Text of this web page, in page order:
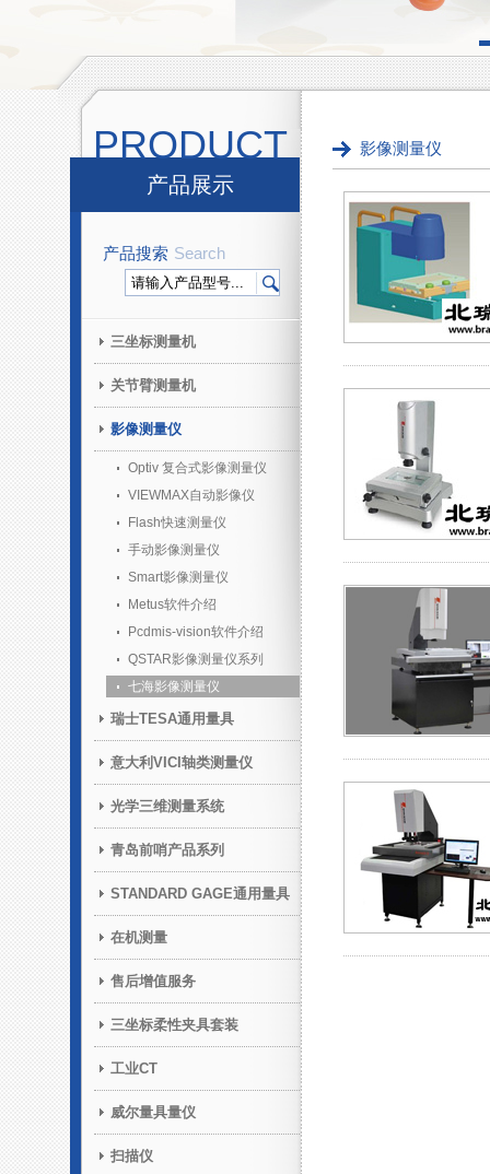
PRODUCT
产品展示
产品搜索 Search
三坐标测量机
关节臂测量机
影像测量仪
Optiv 复合式影像测量仪
VIEWMAX自动影像仪
Flash快速测量仪
手动影像测量仪
Smart影像测量仪
Metus软件介绍
Pcdmis-vision软件介绍
QSTAR影像测量仪系列
七海影像测量仪
瑞士TESA通用量具
意大利VICI轴类测量仪
光学三维测量系统
青岛前哨产品系列
STANDARD GAGE通用量具
在机测量
售后增值服务
三坐标柔性夹具套装
工业CT
威尔量具量仪
扫描仪
影像测量仪